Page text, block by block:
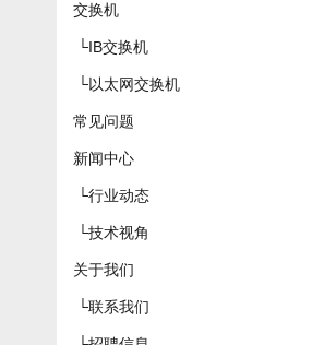
交换机
└IB交换机
└以太网交换机
常见问题
新闻中心
└行业动态
└技术视角
关于我们
└联系我们